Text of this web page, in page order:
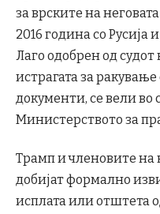
за врските на
2016 година со
Лаго одобрен од судот
истрагата за
документи, се вели
Министерството за
Трамп и членовите на
добијат формално
исплата или отштета